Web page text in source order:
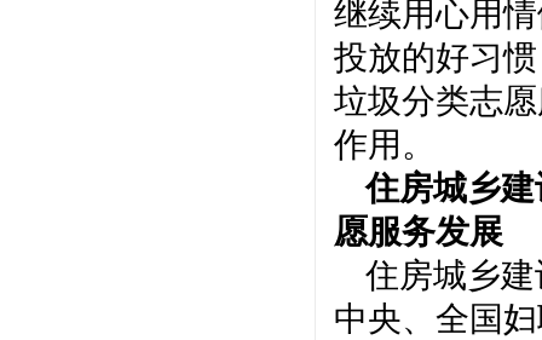
继续用心用
投放的好习
垃圾分类志
作用。
住房城乡
愿服务发展
住房城乡
中央、全国